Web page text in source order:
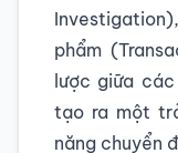
phẩm
lược giữa
tạo ra một
năng chuyển